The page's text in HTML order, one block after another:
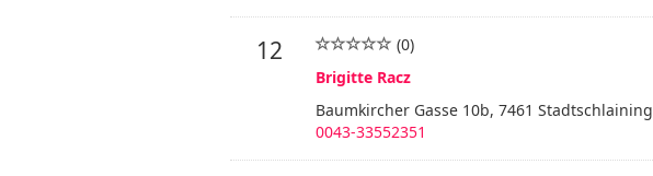
12
(0)
Brigitte Racz
Baumkircher Gasse 10b, 7461 Stadtschlaining
0043-33552351